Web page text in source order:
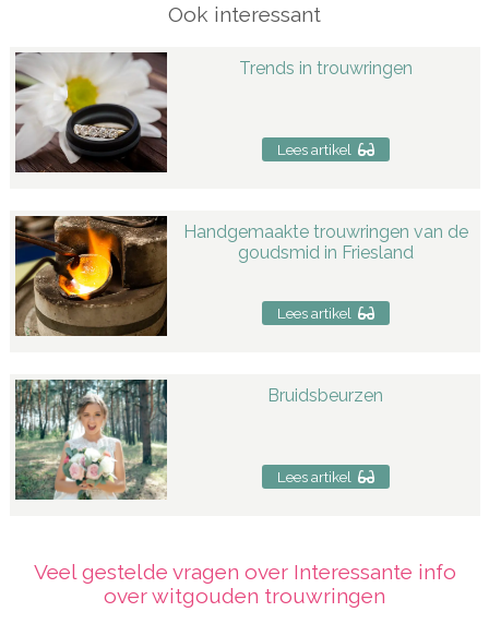
Ook interessant
Trends in trouwringen
Lees artikel
Handgemaakte trouwringen van de
goudsmid in Friesland
Lees artikel
Bruidsbeurzen
Lees artikel
Veel gestelde vragen over Interessante info
over witgouden trouwringen